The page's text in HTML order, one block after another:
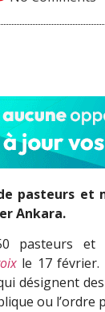
pasteurs et
Ankara.
pasteurs et
le 17 février.
désignent
ou l’ordre